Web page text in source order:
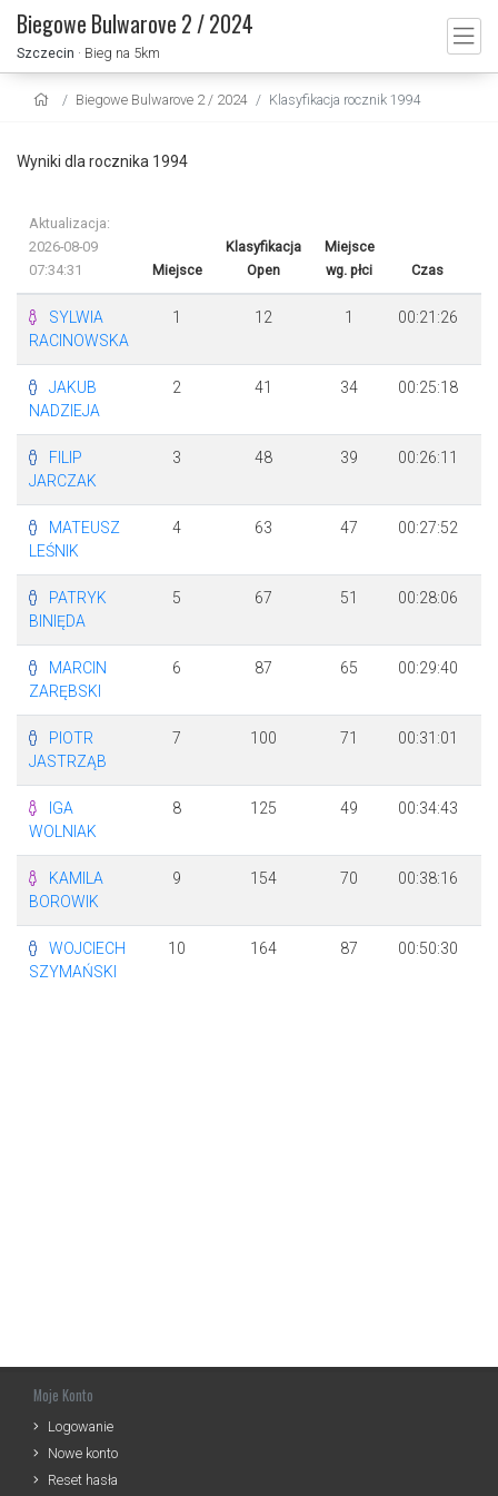
Biegowe Bulwarove 2 / 2024
Szczecin · Bieg na 5km
Biegowe Bulwarove 2 / 2024 Klasyfikacja rocznik 1994
Wyniki dla rocznika 1994
Aktualizacja:
2026-08-09
07:34:31
Miejsce
Klasyfikacja
Open
Miejsce
wg. płci
Czas
SYLWIA
RACINOWSKA
1 12 1 00:21:26
JAKUB
NADZIEJA
2 41 34 00:25:18
FILIP
JARCZAK
3 48 39 00:26:11
MATEUSZ
LEŚNIK
4 63 47 00:27:52
PATRYK
BINIĘDA
5 67 51 00:28:06
MARCIN
ZARĘBSKI
6 87 65 00:29:40
PIOTR
JASTRZĄB
7 100 71 00:31:01
IGA
WOLNIAK
8 125 49 00:34:43
KAMILA
BOROWIK
9 154 70 00:38:16
WOJCIECH
SZYMAŃSKI
10 164 87 00:50:30
Moje Konto
Logowanie
Nowe konto
Reset hasła